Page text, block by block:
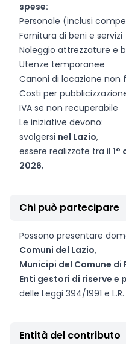
spese:
Personale (inclusi
Fornitura di beni e servizi
Noleggio attrezzature e
Utenze temporanee
Canoni di locazione non
Costi per
IVA se non recuperabile
Le iniziative devono:
svolgersi nel Lazio,
essere realizzate tra il 1°
2026,
Chi può partecipare
Possono presentare
Comuni del Lazio,
Municipi del Comune di
Enti gestori di riserve e
delle Leggi 394/1991 e
Entità del contributo